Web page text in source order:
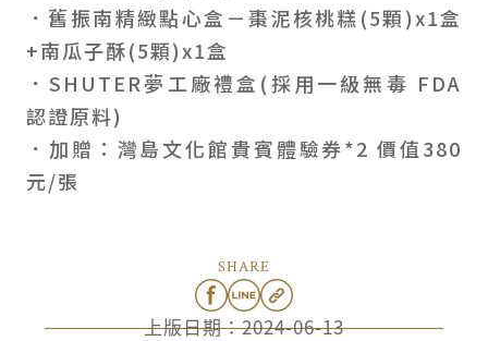
．舊振南精緻點心盒－棗泥核桃糕(5顆)x1盒
+南瓜子酥(5顆)x1盒
．SHUTER夢工廠禮盒(採用一級無毒 FDA
認證原料)
．加贈：灣島文化館貴賓體驗券*2 價值380
元/張
上版日期：2024-06-13
SHARE